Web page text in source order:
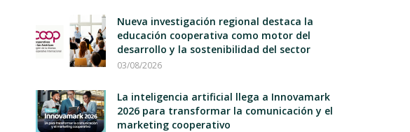
Nueva investigación regional destaca la
educación cooperativa como motor del
desarrollo y la sostenibilidad del sector
03/08/2026
La inteligencia artificial llega a Innovamark
2026 para transformar la comunicación y el
marketing cooperativo